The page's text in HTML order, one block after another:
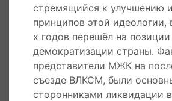
основы идеологии
и стремящийся к улучшению
принципов этой идеологии, в
годов перешёл на позиции
страны. Фактически,
последнем, XXI съезде ВЛКСМ,
основными сторонниками
стремящийся к улучшению
принципов этой идеологии,
х годов перешёл на позиции
демократизации страны.
представители МЖК на
съезде ВЛКСМ, были
сторонниками ликвидации